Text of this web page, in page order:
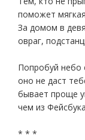
поможет
За домом в
овраг,
Попробуй небо
оно не даст
бывает проще
чем из
* * *